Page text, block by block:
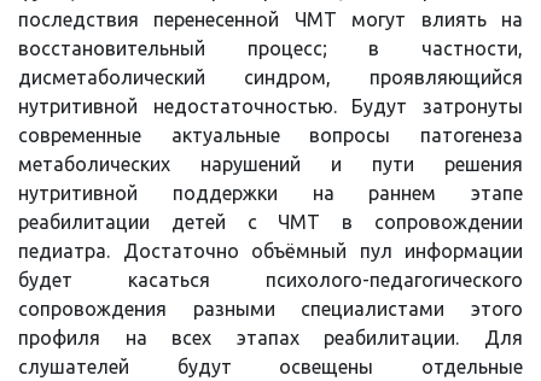
последствия перенесенной ЧМТ могут влиять на
восстановительный процесс; в частности,
дисметаболический синдром, проявляющийся
нутритивной недостаточностью. Будут затронуты
современные актуальные вопросы патогенеза
метаболических нарушений и пути решения
нутритивной поддержки на раннем этапе
реабилитации детей с ЧМТ в сопровождении
педиатра. Достаточно объёмный пул информации
будет касаться психолого-педагогического
сопровождения разными специалистами этого
профиля на всех этапах реабилитации. Для
слушателей будут освещены отдельные